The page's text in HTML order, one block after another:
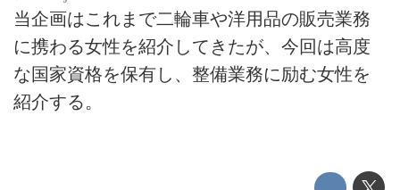
当企画はこれまで二輪車や洋用品の販売業務
に携わる女性を紹介してきたが、今回は高度
な国家資格を保有し、整備業務に励む女性を
紹介する。